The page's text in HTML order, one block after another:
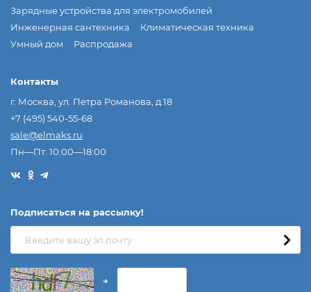
Зарядные устройства для электромобилей
Инженерная сантехника
Климатическая техника
Умный дом
Распродажа
Контакты
г. Москва, ул. Петра Романова, д.18
+7 (495) 540-55-68
sale@elmaks.ru
Пн—Пт: 10:00—18:00
Подписаться на рассылкy!
→